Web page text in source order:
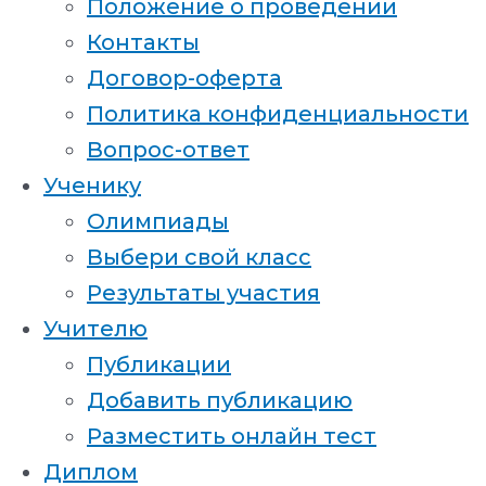
Положение о проведении
Контакты
Договор-оферта
Политика конфиденциальности
Вопрос-ответ
Ученику
Олимпиады
Выбери свой класс
Результаты участия
Учителю
Публикации
Добавить публикацию
Разместить онлайн тест
Диплом